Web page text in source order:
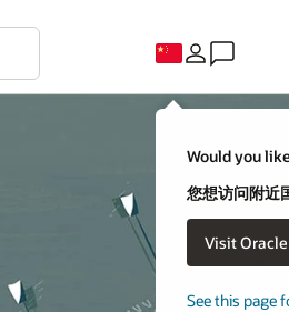
Would you
您想访问附近
Visit
See this page